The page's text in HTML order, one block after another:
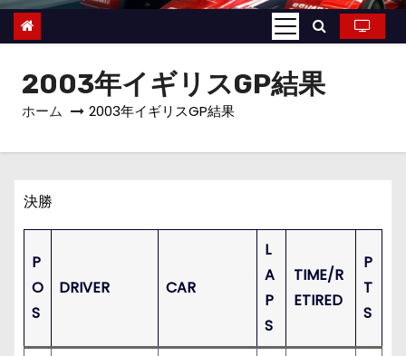
2003年イギリスGP結果
ホーム 2003年イギリスGP結果
決勝
P
O
S
DRIVER CAR
L
A
P
S
TIME/R
ETIRED
P
T
S